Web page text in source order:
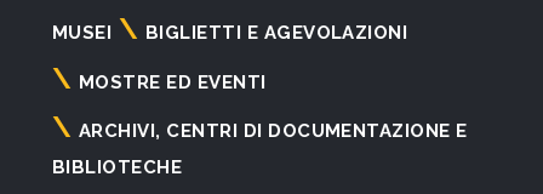
Navigazione
principale
MUSEI BIGLIETTI E AGEVOLAZIONI
MOSTRE ED EVENTI
ARCHIVI, CENTRI DI DOCUMENTAZIONE E
BIBLIOTECHE